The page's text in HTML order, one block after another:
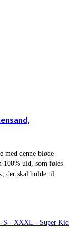
med denne bløde
100% uld, som føles
der skal holde til